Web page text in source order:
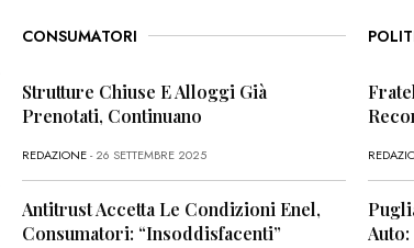
CONSUMATORI
Strutture Chiuse E Alloggi Già
Prenotati, Continuano
REDAZIONE- 26 SETTEMBRE 2025
Antitrust Accetta Le Condizioni Enel,
Consumatori: “Insoddisfacenti”
Auto: